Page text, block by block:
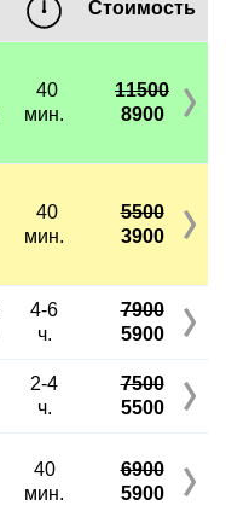
Стоимость
40
мин.
11500
8900
40
мин.
5500
3900
4-6
ч.
7900
5900
2-4
ч.
7500
5500
40
мин.
6900
5900